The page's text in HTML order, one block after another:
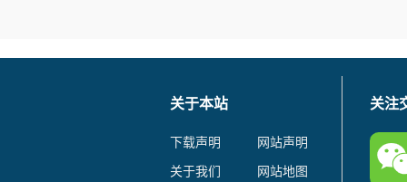
关于本站
下载声明
网站声明
关于我们
网站地图
关注